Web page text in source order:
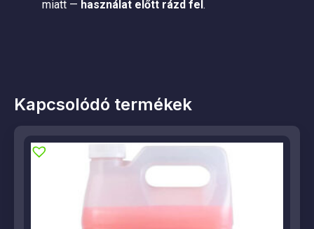
miatt — használat előtt rázd fel.
Kapcsolódó termékek